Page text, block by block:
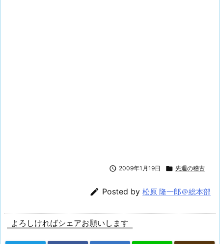
 2009年1月19日  先週の稽古
 Posted by 松原 隆一郎＠総本部
よろしければシェアお願いします